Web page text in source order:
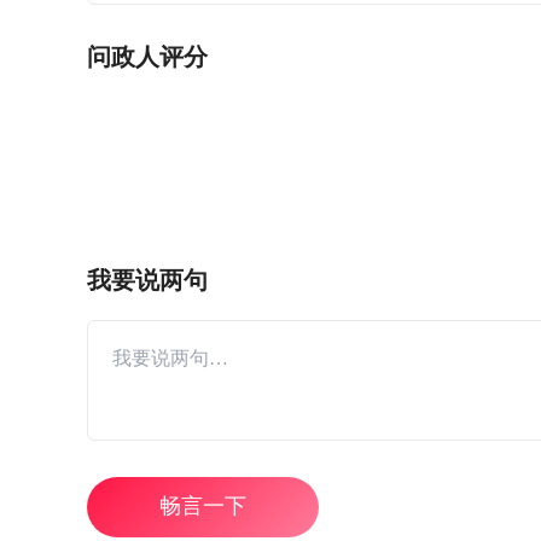
问政人评分
我要说两句
畅言一下